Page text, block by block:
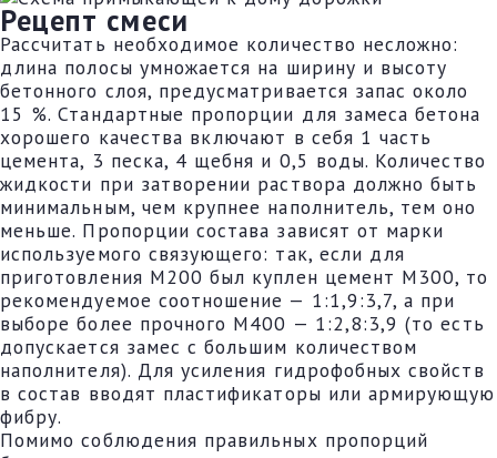
Рецепт смеси
Рассчитать необходимое количество несложно:
длина полосы умножается на ширину и высоту
бетонного слоя, предусматривается запас около
15 %. Стандартные пропорции для замеса бетона
хорошего качества включают в себя 1 часть
цемента, 3 песка, 4 щебня и 0,5 воды. Количество
жидкости при затворении раствора должно быть
минимальным, чем крупнее наполнитель, тем оно
меньше. Пропорции состава зависят от марки
используемого связующего: так, если для
приготовления М200 был куплен цемент М300, то
рекомендуемое соотношение — 1:1,9:3,7, а при
выборе более прочного М400 — 1:2,8:3,9 (то есть
допускается замес с большим количеством
наполнителя). Для усиления гидрофобных свойств
в состав вводят пластификаторы или армирующую
фибру.
Помимо соблюдения правильных пропорций